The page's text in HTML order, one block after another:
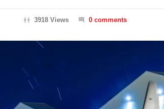
3918 Views 0 comments